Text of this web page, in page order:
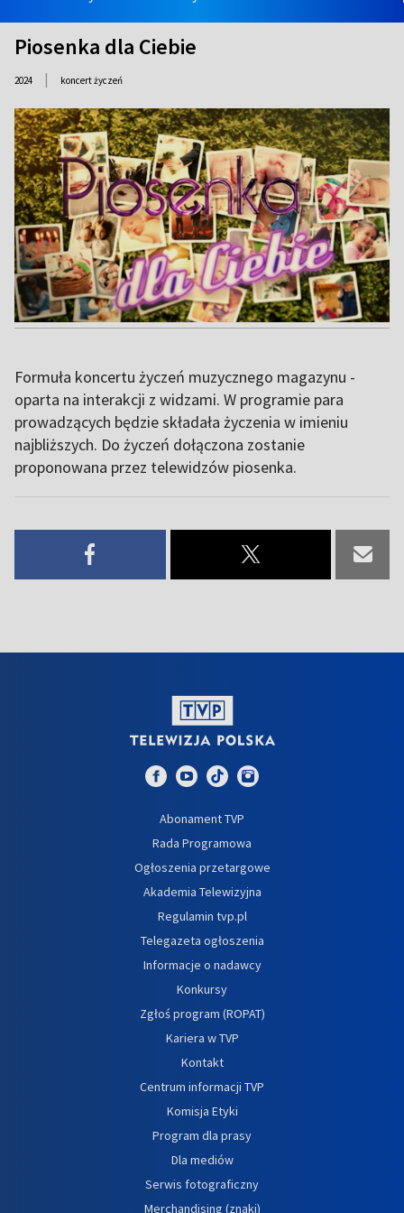
Piosenka dla Ciebie
2024 | koncert życzeń
Formuła koncertu życzeń muzycznego magazynu -
oparta na interakcji z widzami. W programie para
prowadzących będzie składała życzenia w imieniu
najbliższych. Do życzeń dołączona zostanie
proponowana przez telewidzów piosenka.
Abonament TVP
Rada Programowa
Ogłoszenia przetargowe
Akademia Telewizyjna
Regulamin tvp.pl
Telegazeta ogłoszenia
Informacje o nadawcy
Konkursy
Zgłoś program (ROPAT)
Kariera w TVP
Kontakt
Centrum informacji TVP
Komisja Etyki
Program dla prasy
Dla mediów
Serwis fotograficzny
Merchandising (znaki)